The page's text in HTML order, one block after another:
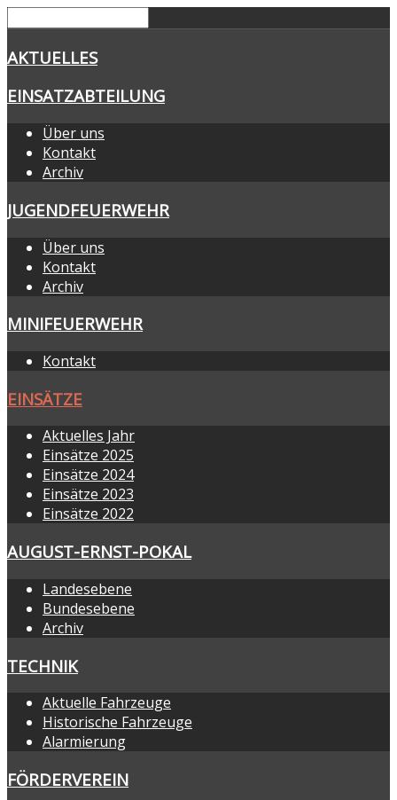
AKTUELLES
EINSATZABTEILUNG
Über uns
Kontakt
Archiv
JUGENDFEUERWEHR
Über uns
Kontakt
Archiv
MINIFEUERWEHR
Kontakt
EINSÄTZE
Aktuelles Jahr
Einsätze 2025
Einsätze 2024
Einsätze 2023
Einsätze 2022
AUGUST-ERNST-POKAL
Landesebene
Bundesebene
Archiv
TECHNIK
Aktuelle Fahrzeuge
Historische Fahrzeuge
Alarmierung
FÖRDERVEREIN